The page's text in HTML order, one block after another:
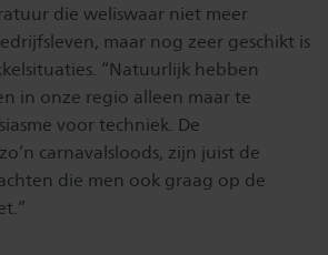
die weliswaar niet meer
maar nog zeer geschikt is
“Natuurlijk hebben
in onze regio alleen maar te
voor techniek. De
carnavalsloods, zijn juist de
die men ook graag op de